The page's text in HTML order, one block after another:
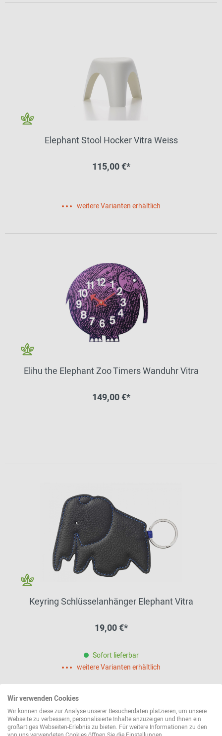
Elephant Stool Hocker Vitra Weiss
115,00 €*
weitere Varianten erhältlich
Elihu the Elephant Zoo Timers Wanduhr Vitra
149,00 €*
Keyring Schlüsselanhänger Elephant Vitra
19,00 €*
Sofort lieferbar
weitere Varianten erhältlich
Wir verwenden Cookies
Wir können diese zur Analyse unserer Besucherdaten platzieren, um unsere
Webseite zu verbessern, personalisierte Inhalte anzuzeigen und Ihnen ein
großartiges Webseiten-Erlebnis zu bieten. Für weitere Informationen zu den